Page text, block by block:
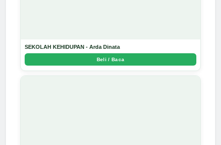
SEKOLAH KEHIDUPAN - Arda Dinata
Beli / Baca